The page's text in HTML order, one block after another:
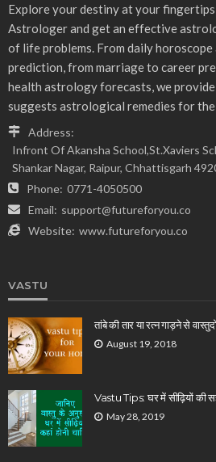
Explore your destiny at your
Astrologer and get an effective
of life problems. From daily
prediction, from marriage to career
health astrology forecasts, we
suggests astrological remedies for
Address:
Infront Of Akansha School,St.Xaviers
Shankar Nagar, Raipur, Chhattisgarh
Phone: 0771-4050500
Email: support@futureforyou.co
Website: www.futureforyou.co
VASTU
तांबे की तार या रत्न गाड़ने से
August 19, 2018
Vastu Tips: घर में सीढ़ियों की
May 28, 2019